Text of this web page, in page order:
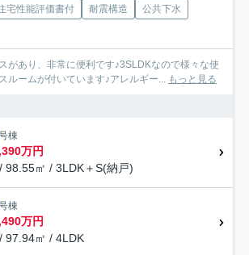
宅性能評価書付 耐震構造
公共下水
があり、非常に便利です♪3SLDKなので様々な使
ルームが付いています♪アレルギー... もっと見る
棟
万円
98.55㎡ / 3LDK＋S(納戸)
棟
万円
97.94㎡ / 4LDK